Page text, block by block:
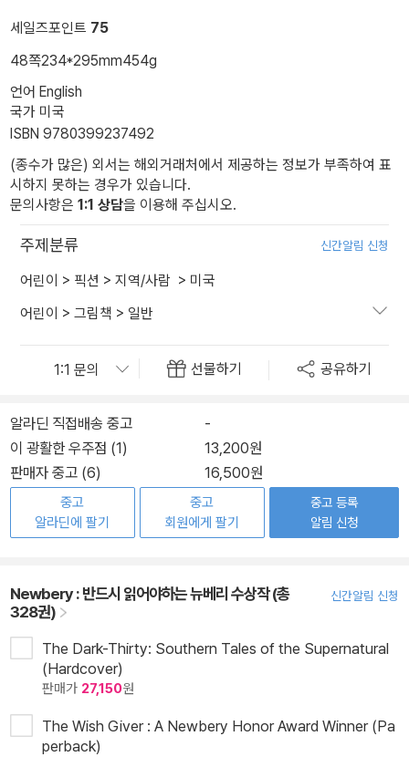
세일즈포인트 75
48쪽234*295mm454g
언어 English
국가 미국
ISBN 9780399237492
(종수가 많은) 외서는 해외거래처에서 제공하는 정보가 부족하여 표
시하지 못하는 경우가 있습니다.
문의사항은 1:1 상담을 이용해 주십시오.
주제분류 신간알림 신청
어린이 > 픽션 > 지역/사람 > 미국
어린이 > 그림책 > 일반
선물하기 공유하기
알라딘 직접배송 중고
-
이 광활한 우주점 (1)
13,200원
판매자 중고 (6)
16,500원
중고
알라딘에 팔기
중고
회원에게 팔기
중고 등록
알림 신청
Newbery : 반드시 읽어야하는 뉴베리 수상작 (총
328권)
신간알림 신청
The Dark-Thirty: Southern Tales of the Supernatural
(Hardcover)
판매가 27,150원
The Wish Giver : A Newbery Honor Award Winner (Pa
perback)